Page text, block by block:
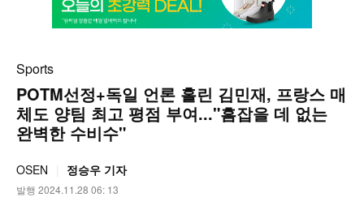
Sports
POTM선정+독일 언론 홀린 김민재, 프랑스 매
체도 양팀 최고 평점 부여..."흠잡을 데 없는
완벽한 수비수"
OSEN 정승우 기자
발행 2024.11.28 06: 13